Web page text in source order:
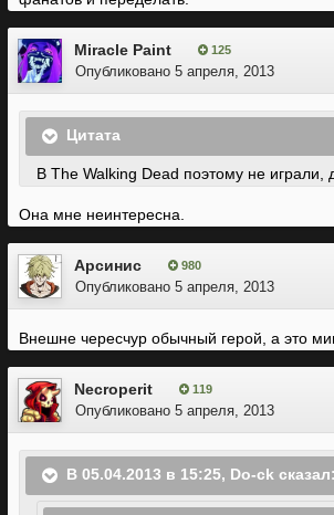
Miracle Paint 125
Опубликовано 5 апреля, 2013
Цитата
В The Walking Dead поэтому не играли,
Она мне неинтересна.
Арсинис 980
Опубликовано 5 апреля, 2013
Внешне чересчур обычный герой, а это
Necroperit 119
Опубликовано 5 апреля, 2013
В 05.04.2013 в 15:25, Do-ck сказал: